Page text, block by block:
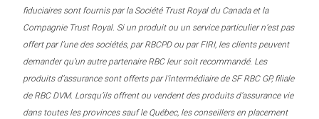
fiduciaires sont fournis par la Société Trust Royal du Canada et la
Compagnie Trust Royal. Si un produit ou un service particulier n’est pas
offert par l’une des sociétés, par RBCPD ou par FIRI, les clients peuvent
demander qu’un autre partenaire RBC leur soit recommandé. Les
produits d’assurance sont offerts par l’intermédiaire de SF RBC GP, filiale
de RBC DVM. Lorsqu’ils offrent ou vendent des produits d’assurance vie
dans toutes les provinces sauf le Québec, les conseillers en placement